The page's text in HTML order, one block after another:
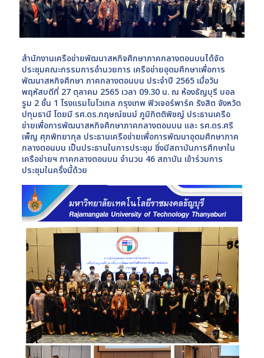
สำนักงานเครือข่ายพัฒนาสหกิจศึกษาภาคกลางตอนบนได้จัด
ประชุมคณะกรรมการอำนวยการ เครือข่ายอุดมศึกษาเพื่อการ
พัฒนาสหกิจศึกษา ภาคกลางตอนบน ประจำปี 2565 เมื่อวัน
พฤหัสบดีที่ 27 ตุลาคม 2565 เวลา 09.30 น. ณ ห้องธัญบุรี บอล
รูม 2 ชั้น 1 โรงแรมโนโวเทล กรุงเทพ ฟิวเจอร์พาร์ค รังสิต จังหวัด
ปทุมธานี โดยมี รศ.ดร.กฤษณ์ชนม์ ภูมิกิตติพิชญ์ ประธานเครือ
ข่ายเพื่อการพัฒนาสหกิจศึกษาภาคกลางตอนบน และ รศ.ดร.ศรี
เพ็ญ ศุภพิทยากุล ประธานเครือข่ายเพื่อการพัฒนาอุดมศึกษาภาค
กลางตอนบน เป็นประธานในการประชุม ซึ่งมีสถาบันการศึกษาใน
เครือข่ายฯ ภาคกลางตอนบน จำนวน 46 สถาบัน เข้าร่วมการ
ประชุมในครั้งนี้ด้วย